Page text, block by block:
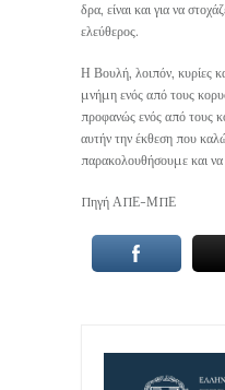
δρα, είναι και για να
ελεύθερος.
Η Βουλή, λοιπόν, κυρίες
μνήμη ενός από τους
προφανώς ενός από τους
αυτήν την έκθεση που
παρακολουθήσουμε και
Πηγή ΑΠΕ-ΜΠΕ